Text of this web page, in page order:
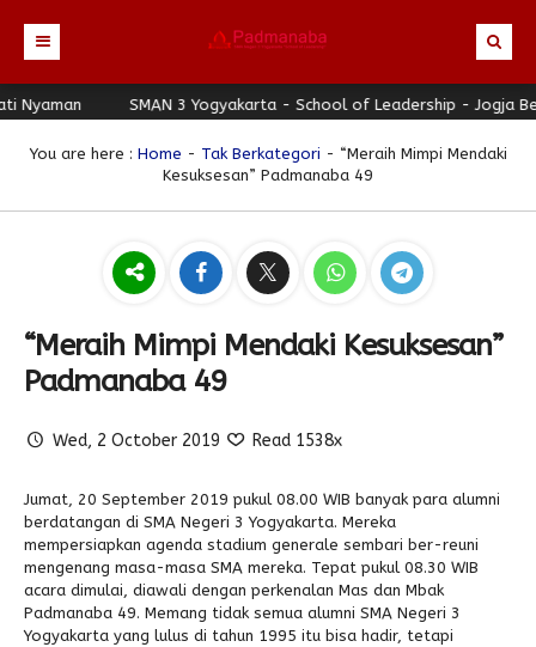
Beranda
Profil
Struktur Organisasi
Pengumuman
Guru & Karyawan
Padmanaba Smart Service
Karya Siswa
Progresif #37
Padstory
Antologi Puisi 1
Antologi Puisi 2
Fasilitas
Kegiatan Kemitraan
Bulletin
Padnews
Majalah Progresif
Link Referensi
Event Padmanaba
Penbes 2026
Alumni
SMAN 3 Yogyakarta - School of Leadership - Jogja
You are here : Home - Tak Berkategori - “Meraih Mimpi Mendaki
Kesuksesan” Padmanaba 49
“Meraih Mimpi Mendaki Kesuksesan”
Padmanaba 49
Wed, 2 October 2019 Read 1538x
Jumat, 20 September 2019 pukul 08.00 WIB banyak para alumni
berdatangan di SMA Negeri 3 Yogyakarta. Mereka
mempersiapkan agenda stadium generale sembari ber-reuni
mengenang masa-masa SMA mereka. Tepat pukul 08.30 WIB
acara dimulai, diawali dengan perkenalan Mas dan Mbak
Padmanaba 49. Memang tidak semua alumni SMA Negeri 3
Yogyakarta yang lulus di tahun 1995 itu bisa hadir, tetapi